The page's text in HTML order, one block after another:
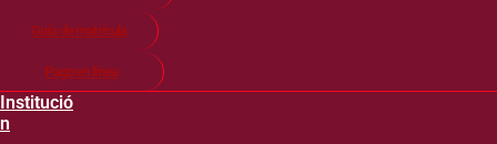
Guía de matricula
Pago en línea
Institució
n